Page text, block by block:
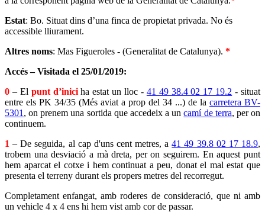
Estat: Bo. Situat dins d’una finca de propietat privada. No és
accessible lliurament.
Altres noms: Mas Figueroles - (Generalitat de Catalunya). *
Accés – Visitada el 25/01/2019:
0 – El punt d’iniciha estat un lloc - 41 49 38.4 02 17 19.2 - situat
entre els PK 34/35 (Més aviat a prop del 34 ...) de la carretera BV-
5301 , on prenem una sortida que accedeix a uncamí de terra, per on
continuem.
1 – De seguida, al cap d'uns cent metres, a41 49 39.8 02 17 18.9,
trobem una desviació a mà dreta, per on seguirem. En aquest punt
hem aparcat el cotxe i hem continuat a peu, donat el mal estat que
presenta el terreny durant els propers metres del recorregut.
Completament enfangat, amb roderes de consideració, que ni amb
un vehicle 4 x 4 ens hi hem vist amb cor de passar.